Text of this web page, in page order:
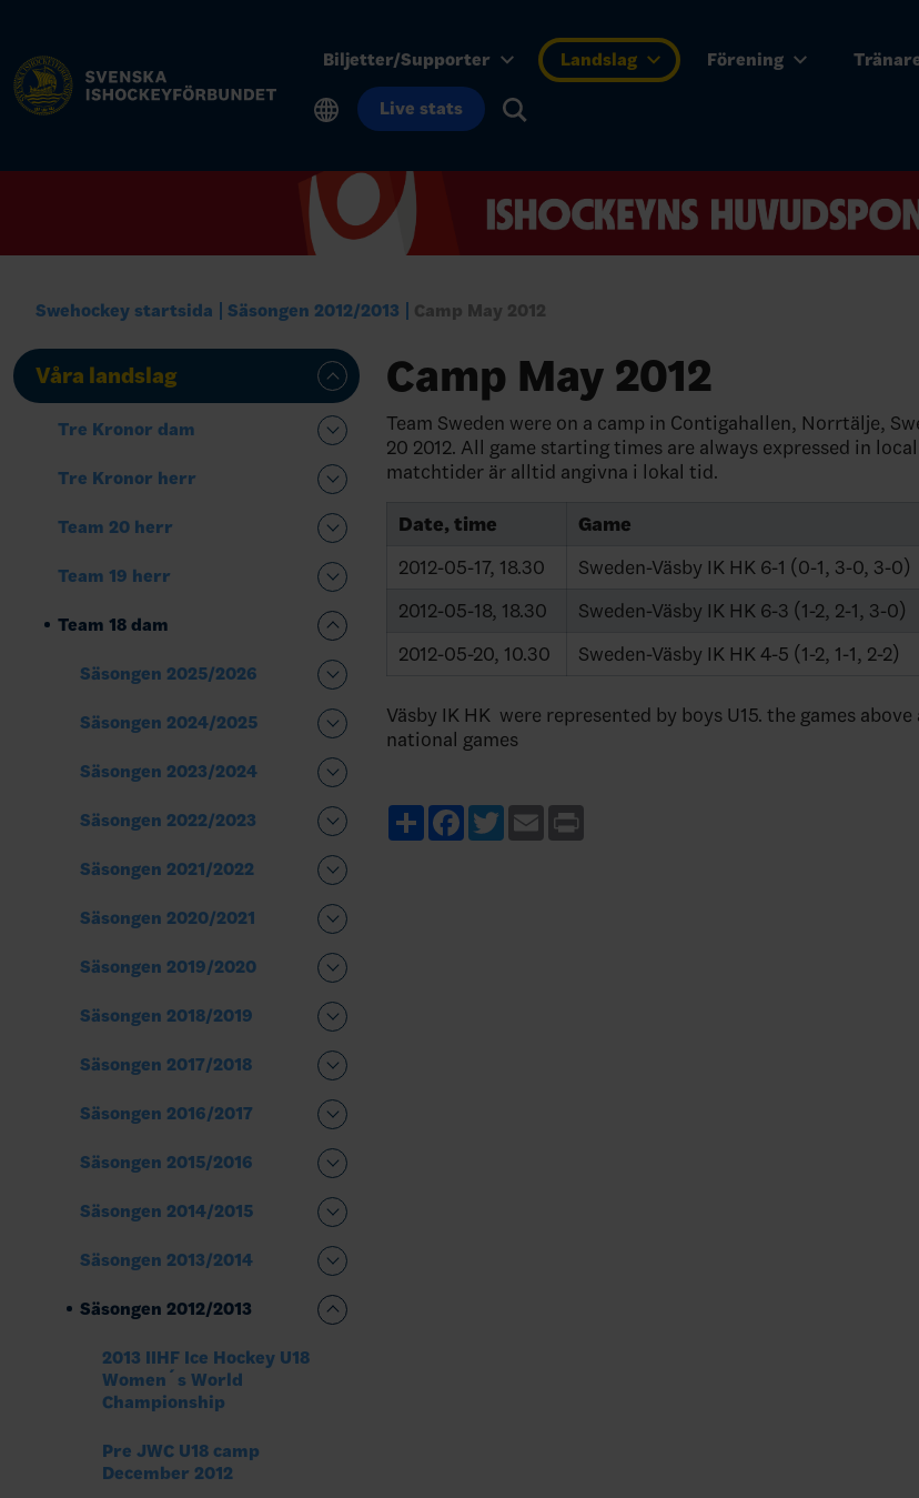
Biljetter/Supporter Landslag Förening
Live stats
Swehockey startsida Säsongen 2012/2013 Camp May 2012
Våra landslag
Tre Kronor dam
Tre Kronor herr
Team 20 herr
Team 19 herr
Team 18 dam
Säsongen 2025/2026
Säsongen 2024/2025
Säsongen 2023/2024
Säsongen 2022/2023
Säsongen 2021/2022
Säsongen 2020/2021
Säsongen 2019/2020
Säsongen 2018/2019
Säsongen 2017/2018
Säsongen 2016/2017
Säsongen 2015/2016
Säsongen 2014/2015
Säsongen 2013/2014
Säsongen 2012/2013
2013 IIHF Ice Hockey U18
Women´s World
Championship
Pre JWC U18 camp
December 2012
Camp May 2012
Team Sweden were on a camp in Contigahallen, Norrtälje,
20 2012. All game starting times are always expressed in
matchtider är alltid angivna i lokal tid.
Date, time Game
2012-05-17, 18.30
Sweden-Väsby IK HK 6-1 (0-1, 3-0, 3-0)
2012-05-18, 18.30
Sweden-Väsby IK HK 6-3 (1-2, 2-1, 3-0)
2012-05-20, 10.30
Sweden-Väsby IK HK 4-5 (1-2, 1-1, 2-2)
Väsby IK HK were represented by boys U15. the games
national games
ShareFacebook
TwitterEmail